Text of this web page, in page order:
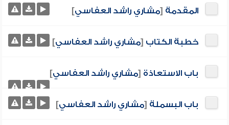
المقدمة [مشاري راشد العفاسي]
خطبة الكتاب [مشاري راشد العفاسي]
باب الاستعاذة [مشاري راشد العفاسي]
باب البسملة [مشاري راشد العفاسي]